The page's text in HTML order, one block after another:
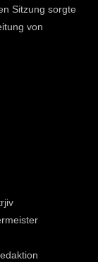
Sitzung sorgte
von